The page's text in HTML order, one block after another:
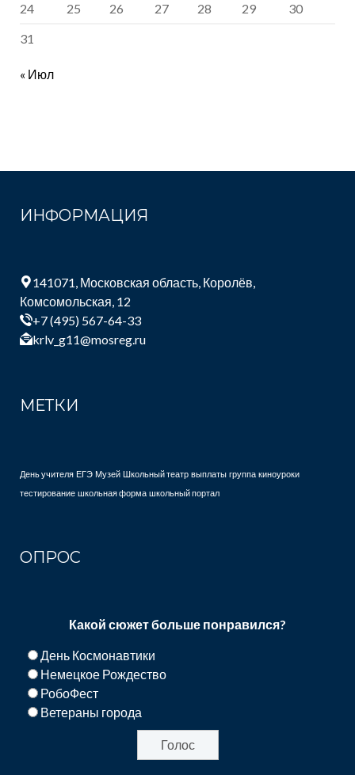
24
25 26 27 28 29
30
31
« Июл
ИНФОРМАЦИЯ
141071, Московская область, Королёв,
Комсомольская, 12
+7 (495) 567-64-33
krlv_g11@mosreg.ru
МЕТКИ
День учителя ЕГЭ Музей Школьный театр выплаты группа киноуроки
тестирование школьная форма школьный портал
ОПРОС
Какой сюжет больше понравился?
День Космонавтики
Немецкое Рождество
РобоФест
Ветераны города